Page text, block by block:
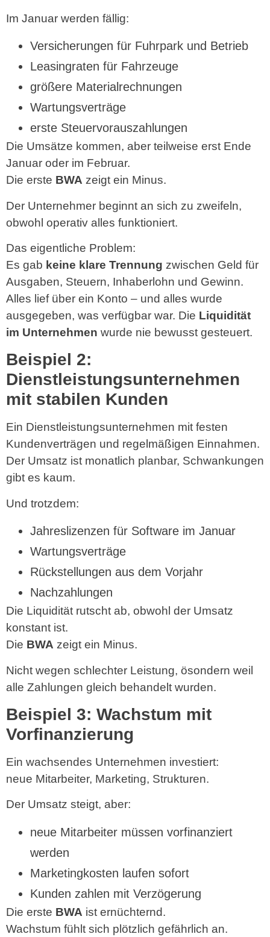
Im Januar werden fällig:
Versicherungen für Fuhrpark und Betrieb
Leasingraten für Fahrzeuge
größere Materialrechnungen
Wartungsverträge
erste Steuervorauszahlungen
Die Umsätze kommen, aber teilweise erst Ende
Januar oder im Februar.
Die erste BWA zeigt ein Minus.
Der Unternehmer beginnt an sich zu zweifeln,
obwohl operativ alles funktioniert.
Das eigentliche Problem:
Es gab keine klare Trennung zwischen Geld für
Ausgaben, Steuern, Inhaberlohn und Gewinn.
Alles lief über ein Konto – und alles wurde
ausgegeben, was verfügbar war. Die Liquidität
im Unternehmen wurde nie bewusst gesteuert.
Beispiel 2:
Dienstleistungsunternehmen
mit stabilen Kunden
Ein Dienstleistungsunternehmen mit festen
Kundenverträgen und regelmäßigen Einnahmen.
Der Umsatz ist monatlich planbar, Schwankungen
gibt es kaum.
Und trotzdem:
Jahreslizenzen für Software im Januar
Wartungsverträge
Rückstellungen aus dem Vorjahr
Nachzahlungen
Die Liquidität rutscht ab, obwohl der Umsatz
konstant ist.
Die BWA zeigt ein Minus.
Nicht wegen schlechter Leistung, ösondern weil
alle Zahlungen gleich behandelt wurden.
Beispiel 3: Wachstum mit
Vorfinanzierung
Ein wachsendes Unternehmen investiert:
neue Mitarbeiter, Marketing, Strukturen.
Der Umsatz steigt, aber:
neue Mitarbeiter müssen vorfinanziert
werden
Marketingkosten laufen sofort
Kunden zahlen mit Verzögerung
Die erste BWA ist ernüchternd.
Wachstum fühlt sich plötzlich gefährlich an.